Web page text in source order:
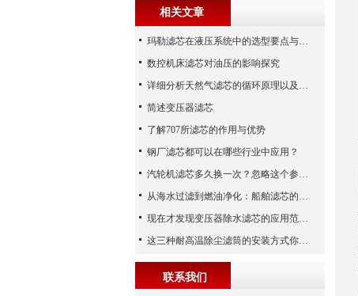
相关文章
玛勒滤芯在液压系统中的选型要点与常见误区
数控机床滤芯对油压的影响探究
详细分析天然气滤芯的循环原理以及使用特性
简述变压器滤芯
了解707所滤芯的作用与优势
钢厂滤芯都可以在哪些行业中应用？
汽轮机滤芯多久换一次？忽略这个参数，机组非停损失可能上百万！
从海水过滤到燃油净化：船舶滤芯的多场景应用解析
现在才发现变压器除水滤芯的应用范围如此之广
这三种耐高温除尘滤筒的安装方式你都知道吗？
联系我们